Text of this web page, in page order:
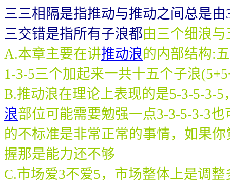
三三相隔是指推动与推动之间总是
三交错是指所有子浪都由三个细浪
A.本章主要在讲推动浪的内部结构:
1-3-5三个加起来一共十五个子浪
B.推动浪在理论上表现的是5-3-5-3-
浪部位可能需要勉强一点3-3-5-3-3
的不标准是非常正常的事情，如果
握那是能力还不够
C.市场爱3不爱5，市场整体上是调